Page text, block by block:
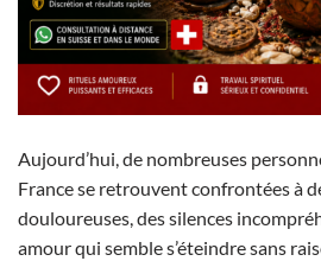
Aujourd’hui, de nombreuses
France se retrouvent confrontées à
douloureuses, des silences
amour qui semble s’éteindre sans